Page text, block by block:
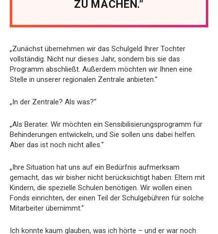
ZU MACHEN.“
„Zunächst übernehmen wir das Schulgeld Ihrer Tochter
vollständig. Nicht nur dieses Jahr, sondern bis sie das
Programm abschließt. Außerdem möchten wir Ihnen eine
Stelle in unserer regionalen Zentrale anbieten.“
„In der Zentrale? Als was?“
„Als Berater. Wir möchten ein Sensibilisierungsprogramm für
Behinderungen entwickeln, und Sie sollen uns dabei helfen.
Aber das ist noch nicht alles.“
„Ihre Situation hat uns auf ein Bedürfnis aufmerksam
gemacht, das wir bisher nicht berücksichtigt haben: Eltern mit
Kindern, die spezielle Schulen benötigen. Wir wollen einen
Fonds einrichten, der einen Teil der Schulgebühren für solche
Mitarbeiter übernimmt.“
Ich konnte kaum glauben, was ich hörte – und er war noch